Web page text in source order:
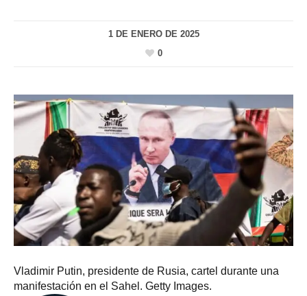
1 DE ENERO DE 2025
0
Vladimir Putin, presidente de Rusia, cartel durante una
manifestación en el Sahel. Getty Images.